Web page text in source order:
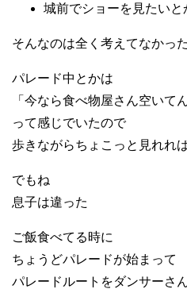
城前でショーを見たいと
そんなのは全く考えてなかった
パレード中とかは
「今なら食べ物屋さん空いて
って感じでいたので
歩きながらちょこっと見れれ
でもね
息子は違った
ご飯食べてる時に
ちょうどパレードが始まって
パレードルートをダンサーさ